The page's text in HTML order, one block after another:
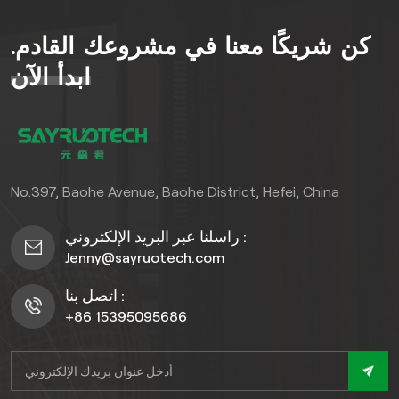
من الصيانة. يضفي التصميم
ثلاثي الأبعاد الجذاب عمقًا أنيقًا
ولمسة عصرية، مما يعزز فورًا
التركيب وصديقة للبيئة، توفر
ألواح التكسية WPC حلاً طويل
وحماية واجهة مبناك التجاري.
الدائمتين - جدد الآن!
كن شريكًا معنا في مشروعك القادم.
ابدأ الآن
No.397, Baohe Avenue, Baohe District, Hefei, China
راسلنا عبر البريد الإلكتروني :
Jenny@sayruotech.com
اتصل بنا :
+86 15395095686